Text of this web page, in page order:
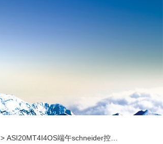
> ASI20MT4I4OS端午schneider控制模块 ASI20MT4I4OS